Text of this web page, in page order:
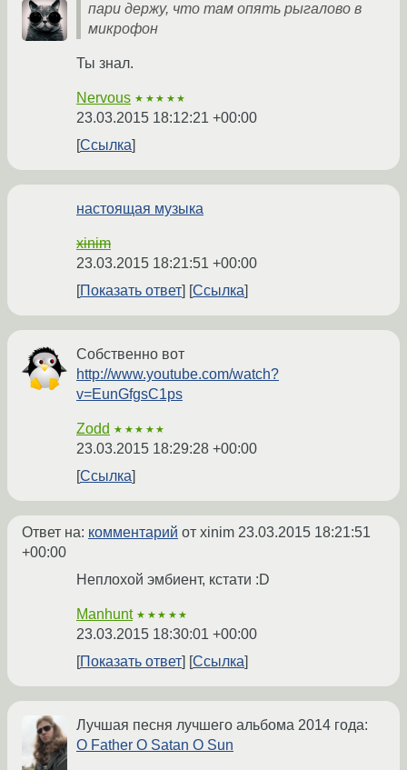
пари держу, что там опять рыгалово в
микрофон
Ты знал.
Nervous ★★★★★
23.03.2015 18:12:21 +00:00
Ссылка
настоящая музыка
xinim
23.03.2015 18:21:51 +00:00
Показать ответ
Ссылка
Собственно вот
http://www.youtube.com/watch?
v=EunGfgsC1ps
Zodd ★★★★★
23.03.2015 18:29:28 +00:00
Ссылка
Ответ на: комментарий от xinim 23.03.2015 18:21:51
+00:00
Неплохой эмбиент, кстати :D
Manhunt ★★★★★
23.03.2015 18:30:01 +00:00
Показать ответ
Ссылка
Лучшая песня лучшего альбома 2014 года:
O Father O Satan O Sun